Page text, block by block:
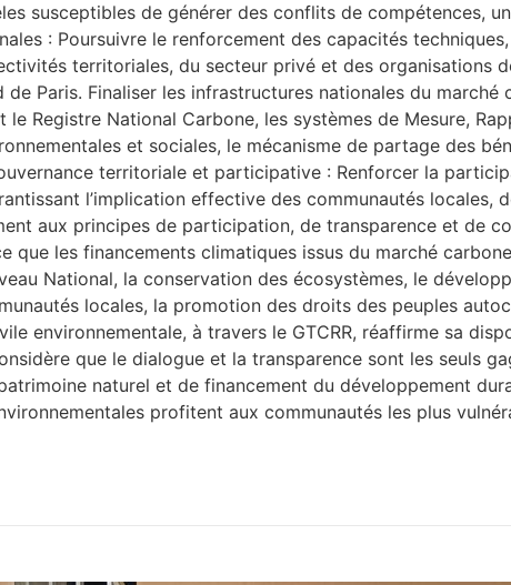
susceptibles de générer des conflits de compétences,
: Poursuivre le renforcement des capacités
territoriales, du secteur privé et des organisations
de Paris. Finaliser les infrastructures nationales du
Registre National Carbone, les systèmes de Mesure,
et sociales, le mécanisme de partage des
territoriale et participative : Renforcer la
l’implication effective des communautés
aux principes de participation, de transparence et de
que les financements climatiques issus du marché
National, la conservation des écosystèmes, le
locales, la promotion des droits des peuples
environnementale, à travers le GTCRR, réaffirme sa
que le dialogue et la transparence sont les seuls
naturel et de financement du développement
profitent aux communautés les plus